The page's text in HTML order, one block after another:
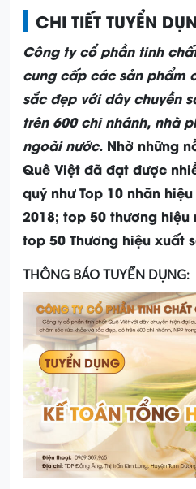
CHI TIẾT TUYỂN
Công ty cổ phần tinh
cung cấp các sản phẩm
sắc đẹp với dây chuyền
trên 600 chi nhánh, nhà
ngoài nước. Nhờ những
Quê Việt đã đạt được
quý như Top 10 nhãn
2018; top 50 thương hiệu
top 50 Thương hiệu xuất
THÔNG BÁO TUYỂN DỤNG: